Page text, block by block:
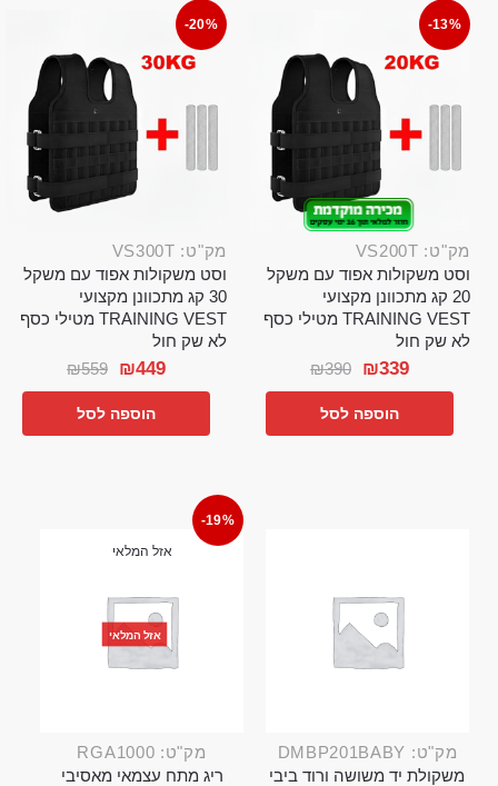
-13%
מק"ט: VS200T
וסט משקולות אפוד עם משקל
20 קג מתכוונן מקצועי
TRAINING VEST מטילי כסף
לא שק חול
₪390 ₪339
הוספה לסל
-20%
מק"ט: VS300T
וסט משקולות אפוד עם משקל
30 קג מתכוונן מקצועי
TRAINING VEST מטילי כסף
לא שק חול
₪559 ₪449
הוספה לסל
מק"ט: DMBP201BABY
משקולת יד משושה ורוד ביבי
-19%
אזל המלאי
אזל המלאי
מק"ט: RGA1000
ריג מתח עצמאי מאסיבי